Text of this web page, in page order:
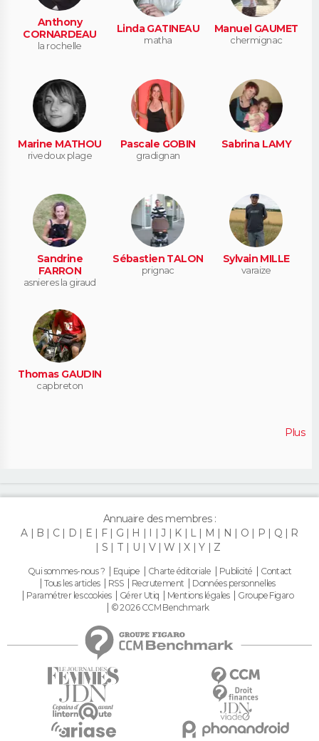
Anthony
CORNARDEAU
la rochelle
Linda GATINEAU
matha
Manuel GAUMET
chermignac
Marine MATHOU
rivedoux plage
Pascale GOBIN
gradignan
Sabrina LAMY
Sandrine
FARRON
asnieres la giraud
Sébastien TALON
prignac
Sylvain MILLE
varaize
Thomas GAUDIN
capbreton
Plus
Annuaire des membres :
A
B C D E F G H I J K L M N O P Q
R
S
T U V W X Y Z
Qui sommes-nous ? Equipe Charte éditoriale Publicité
Contact
Tous les articles
RSS Recrutement
Données personnelles
Paramétrer les cookies
Gérer Utiq Mentions légales
Groupe Figaro
© 2026 CCM Benchmark